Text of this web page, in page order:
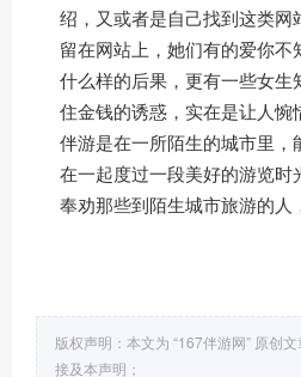
绍，又或者是自己找到这类网
留在网站上，她们有的爱你不
什么样的后果，更有一些女生
住金钱的诱惑，实在是让人惋
伴游是在一所陌生的城市里，
在一起度过一段美好的游览时
奉劝那些到陌生城市旅游的人
版权声明：本文为 “167伴游网” 原创
接及本声明；